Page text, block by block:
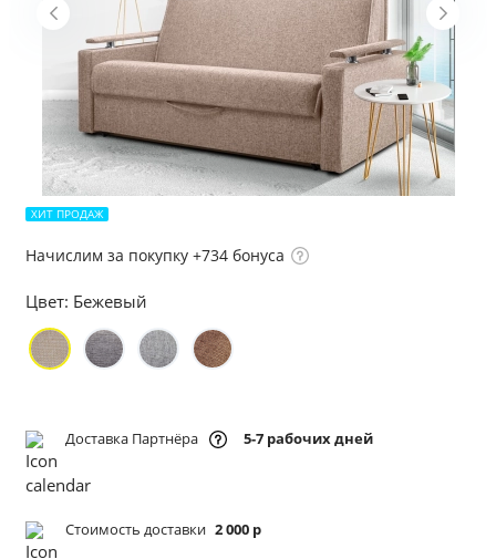
ХИТ ПРОДАЖ
Начислим за покупку +734 бонуса
Цвет: Бежевый
Доставка Партнёра 5-7 рабочих дней
Стоимость доставки 2 000 р